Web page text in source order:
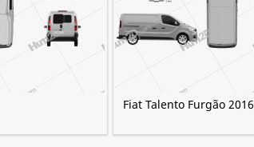
Fiat Talento Furgão 2016